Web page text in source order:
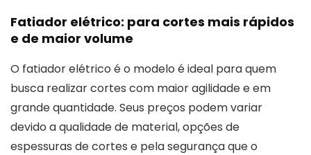
Fatiador elétrico: para cortes mais rápidos
e de maior volume
O fatiador elétrico é o modelo é ideal para quem
busca realizar cortes com maior agilidade e em
grande quantidade. Seus preços podem variar
devido a qualidade de material, opções de
espessuras de cortes e pela segurança que o